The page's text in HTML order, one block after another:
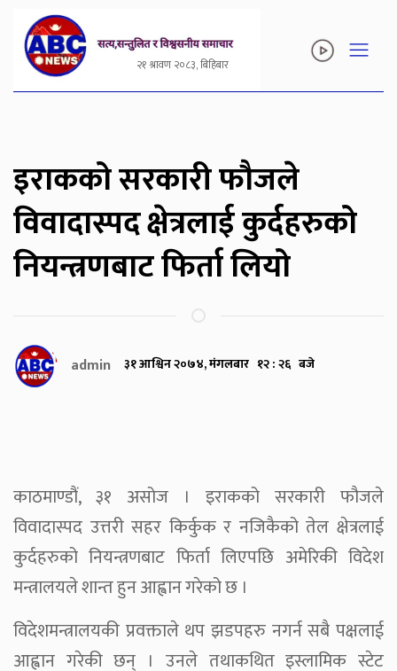
२१ श्रावण २०८३, बिहिबार
इराकको सरकारी फौजले
विवादास्पद क्षेत्रलाई कुर्दहरुको
नियन्त्रणबाट फिर्ता लियो
admin ३१ आश्विन २०७४, मंगलबार १२ : २६ बजे
काठमाण्डौं, ३१ असोज । इराकको सरकारी फौजले
विवादास्पद उत्तरी सहर किर्कुक र नजिकैको तेल क्षेत्रलाई
कुर्दहरुको नियन्त्रणबाट फिर्ता लिएपछि अमेरिकी विदेश
मन्त्रालयले शान्त हुन आह्वान गरेको छ ।
विदेशमन्त्रालयकी प्रवक्ताले थप झडपहरु नगर्न सबै पक्षलाई
आह्वान गरेकी छन् । उनले तथाकथित इस्लामिक स्टेट